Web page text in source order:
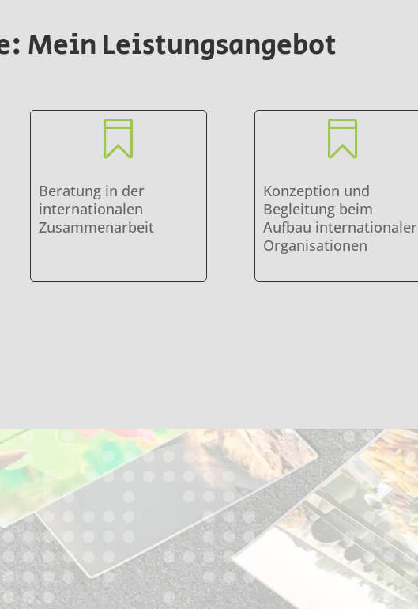
Mein Leistungsangebot

Beratung in der
internationalen
Zusammenarbeit

Konzeption und
Begleitung beim
Aufbau internationaler
Organisationen